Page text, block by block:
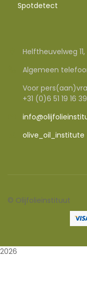
Spotdetect
Helftheuvelweg
Algemeen
Voor
+31 (0)6 51 19 16 39
olive_oil_institute
© Olijfolieinstituut
2026